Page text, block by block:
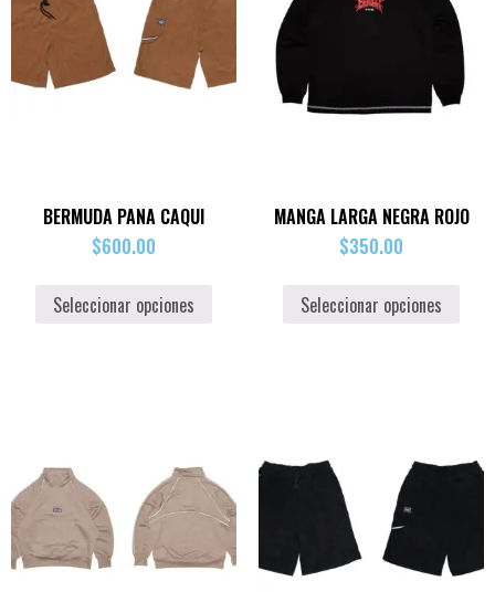
BERMUDA PANA CAQUI
$600.00
Seleccionar opciones
MANGA LARGA NEGRA ROJO
$350.00
Seleccionar opciones